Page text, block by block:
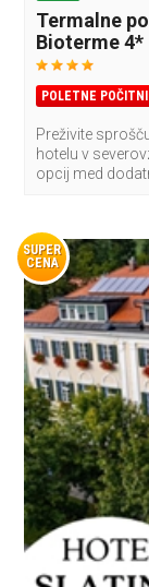
Termalne
Bioterme 4*
POLETNE
Preživite
hotelu v
opcij med
SUPER
CENA